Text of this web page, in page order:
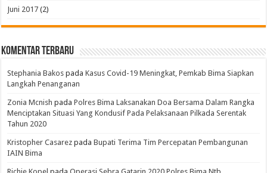
Juni 2017 (2)
Komentar Terbaru
Stephania Bakos padaKasus Covid-19 Meningkat, Pemkab Bima Siapkan
Langkah Penanganan
Zonia Mcnish padaPolres Bima Laksanakan Doa Bersama Dalam Rangka
Menciptakan Situasi Yang Kondusif Pada Pelaksanaan Pilkada Serentak
Tahun 2020
Kristopher Casarez padaBupati Terima Tim Percepatan Pembangunan
IAIN Bima